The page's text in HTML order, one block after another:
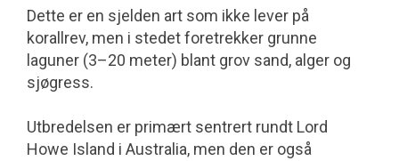
Dette er en sjelden art som ikke lever på
korallrev, men i stedet foretrekker grunne
laguner (3–20 meter) blant grov sand, alger og
sjøgress.
Utbredelsen er primært sentrert rundt Lord
Howe Island i Australia, men den er også